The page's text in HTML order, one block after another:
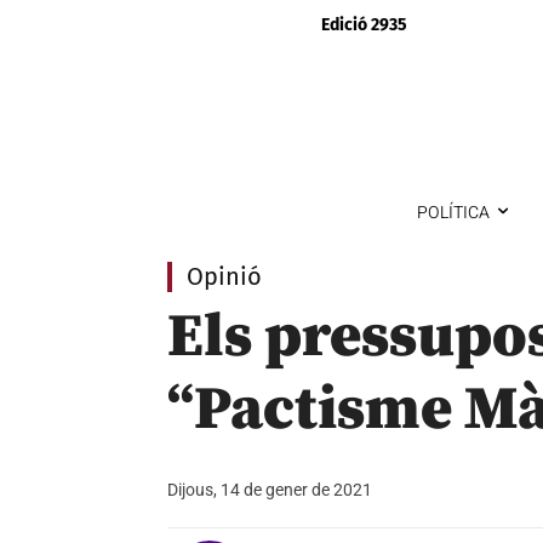
Edició 2935
POLÍTICA
Opinió
Els
“Pactisme
Dijous, 14 de gener de 2021